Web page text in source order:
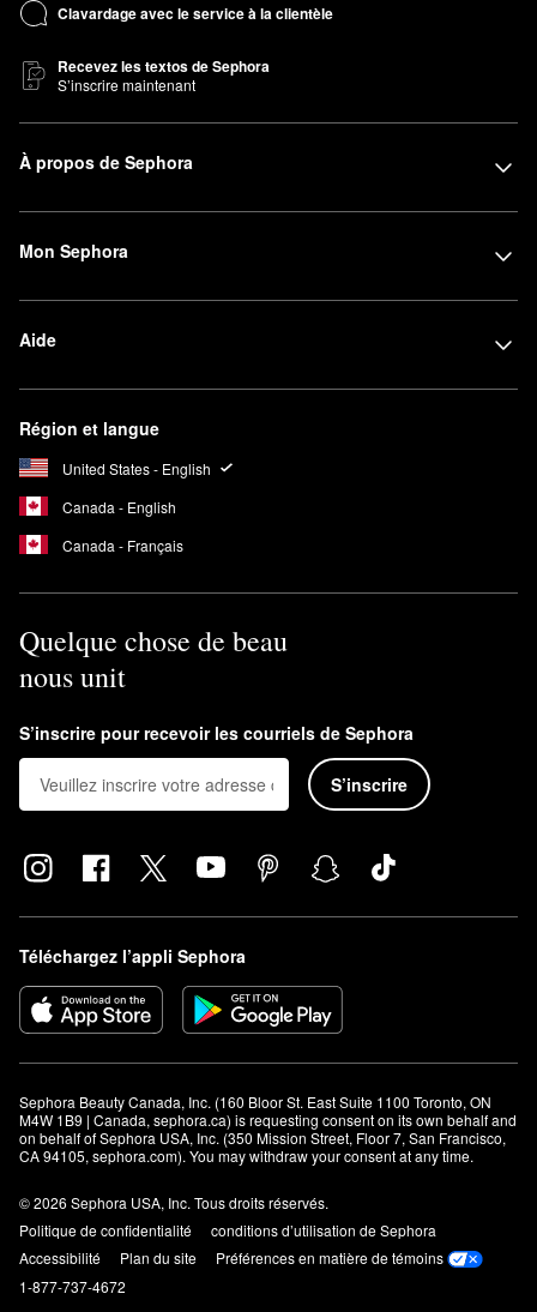
Clavardage avec le service à la clientèle
Recevez les textos de Sephora
S’inscrire maintenant
À propos de Sephora
Mon Sephora
Aide
Région et langue
United States - English
Canada - English
Canada - Français
Quelque chose de beau
nous unit
S’inscrire pour recevoir les courriels de Sephora
S’inscrire
Téléchargez l’appli Sephora
Sephora Beauty Canada, Inc. (160 Bloor St. East Suite 1100 Toronto, ON
M4W 1B9 | Canada, sephora.ca) is requesting consent on its own behalf and
on behalf of Sephora USA, Inc. (350 Mission Street, Floor 7, San Francisco,
CA 94105, sephora.com). You may withdraw your consent at any time.
© 2026 Sephora USA, Inc. Tous droits réservés.
Politique de confidentialité
conditions d’utilisation de Sephora
Accessibilité
Plan du site
Préférences en matière de témoins
1-877-737-4672